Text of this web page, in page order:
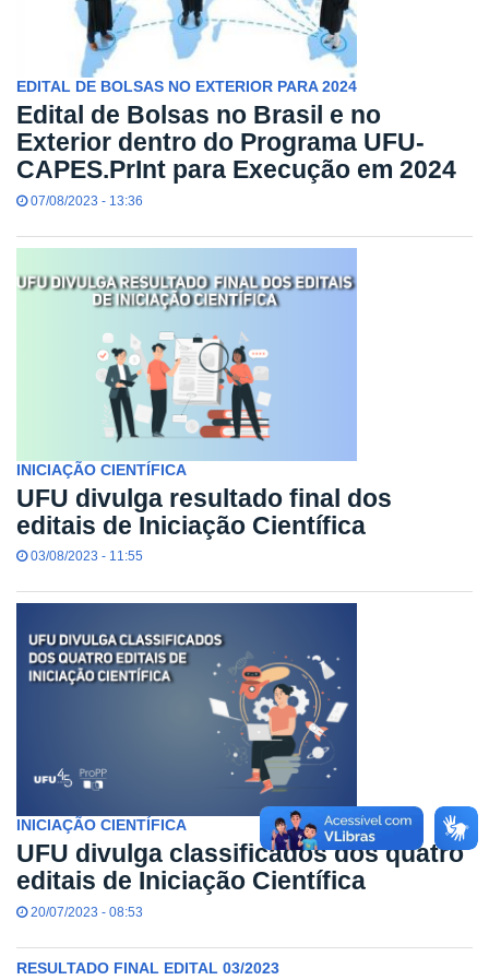
EDITAL DE BOLSAS NO EXTERIOR PARA 2024
Edital de Bolsas no Brasil e no
Exterior dentro do Programa UFU-
CAPES.PrInt para Execução em 2024
07/08/2023 - 13:36
INICIAÇÃO CIENTÍFICA
UFU divulga resultado final dos
editais de Iniciação Científica
03/08/2023 - 11:55
INICIAÇÃO CIENTÍFICA
UFU divulga classificados dos quatro
editais de Iniciação Científica
20/07/2023 - 08:53
RESULTADO FINAL EDITAL 03/2023